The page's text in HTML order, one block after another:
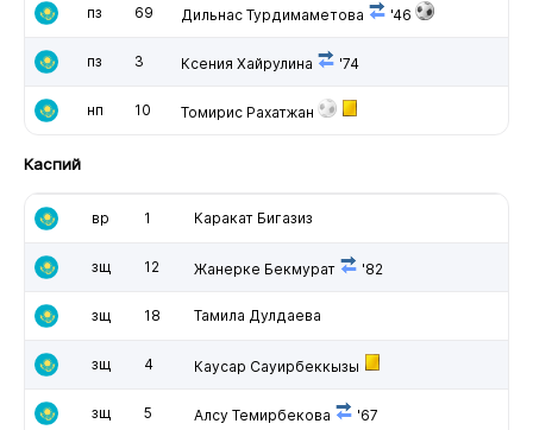
пз 69 Дильнас Турдимаметова '46
пз 3 Ксения Хайрулина '74
нп 10 Томирис Рахатжан
Каспий
вр 1 Каракат Бигазиз
зщ 12 Жанерке Бекмурат '82
зщ 18 Тамила Дулдаева
зщ 4 Каусар Сауирбеккызы
зщ 5 Алсу Темирбекова '67